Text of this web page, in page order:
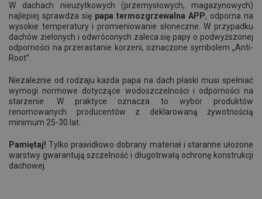
W dachach nieużytkowych (przemysłowych, magazynowych)
najlepiej sprawdza się papa termozgrzewalna APP, odporna na
wysokie temperatury i promieniowanie słoneczne. W przypadku
dachów zielonych i odwróconych zaleca się papy o podwyższonej
odporności na przerastanie korzeni, oznaczone symbolem „Anti-
Root”.
Niezależnie od rodzaju każda papa na dach płaski musi spełniać
wymogi normowe dotyczące wodoszczelności i odporności na
starzenie. W praktyce oznacza to wybór produktów
renomowanych producentów z deklarowaną żywotnością
minimum 25-30 lat.
Pamiętaj! Tylko prawidłowo dobrany materiał i staranne ułożone
warstwy gwarantują szczelność i długotrwałą ochronę konstrukcji
dachowej.